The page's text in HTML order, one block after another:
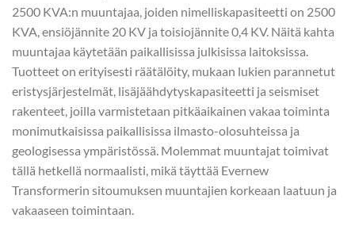
2500 KVA:n muuntajaa, joiden nimelliskapasiteetti on 2500
KVA, ensiöjännite 20 KV ja toisiojännite 0,4 KV. Näitä kahta
muuntajaa käytetään paikallisissa julkisissa laitoksissa.
Tuotteet on erityisesti räätälöity, mukaan lukien parannetut
eristysjärjestelmät, lisäjäähdytyskapasiteetti ja seismiset
rakenteet, joilla varmistetaan pitkäaikainen vakaa toiminta
monimutkaisissa paikallisissa ilmasto-olosuhteissa ja
geologisessa ympäristössä. Molemmat muuntajat toimivat
tällä hetkellä normaalisti, mikä täyttää Evernew
Transformerin sitoumuksen muuntajien korkeaan laatuun ja
vakaaseen toimintaan.